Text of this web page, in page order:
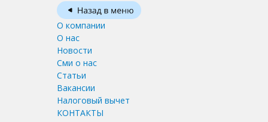
О компании
О нас
Новости
Сми о нас
Статьи
Вакансии
Налоговый вычет
КОНТАКТЫ